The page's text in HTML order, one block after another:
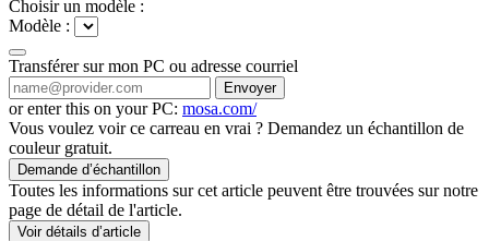
Choisir un modèle :
Modèle :
Transférer sur mon PC ou adresse courriel
Envoyer
or enter this on your PC: mosa.com/
Vous voulez voir ce carreau en vrai ? Demandez un échantillon de
couleur gratuit.
Demande d’échantillon
Toutes les informations sur cet article peuvent être trouvées sur notre
page de détail de l'article.
Voir détails d’article